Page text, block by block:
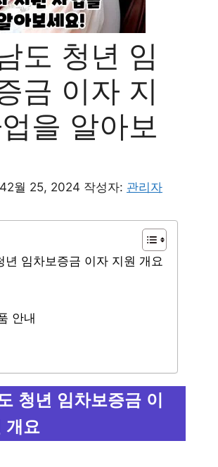
도 청년 임
금 이자 지
을 알아보
2월 25, 2024 작성자: 관리자
년 임차보증금 이자 지원 개요
안내
청년 임차보증금 이
개요